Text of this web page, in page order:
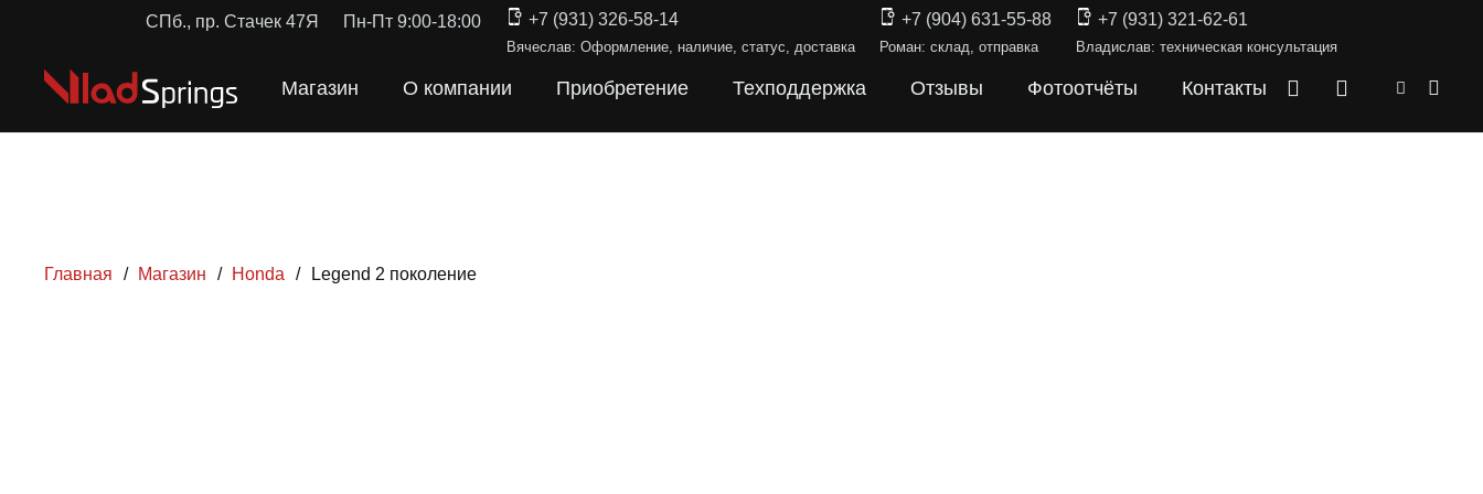
СПб., пр. Стачек 47Я Пн-Пт 9:00-18:00 +7 (931) 326-58-14
Вячеслав: Оформление, наличие, статус, доставка
+7 (904) 631-55-88
Роман: склад, отправка
+7 (931) 321-62-61
Владислав: техническая консультация
Магазин О компании Приобретение Техподдержка Отзывы Фотоотчёты Контакты
Главная / Магазин / Honda / Legend 2 поколение